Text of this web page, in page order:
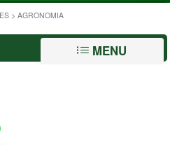
> AGRONOMIA
MENU